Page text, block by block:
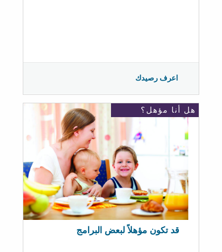
اعرف رصيدك
هل أنا مؤهل؟
قد تكون مؤهلاً لبعض البرامج